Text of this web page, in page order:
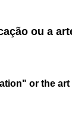
ou a
or the